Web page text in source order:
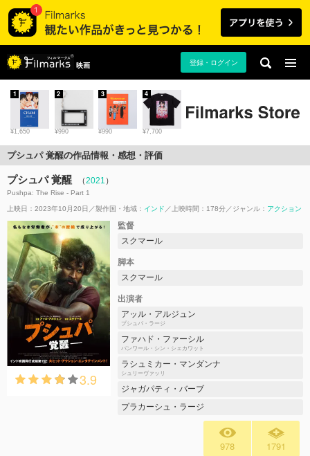
映画 登録・ログイン
¥1,650
1
¥990
2
¥990
3
¥7,700
4
プシュパ 覚醒の作品情報・感想・評価
プシュパ 覚醒 （2021 ）
Pushpa: The Rise - Part 1
上映日：2023年10月20日 製作国・地域： インド 上映時間：178分 ジャンル： アクション
3.9
監督
スクマール
脚本
スクマール
出演者
アッル・アルジュン
プシュパ・ラージ
ファハド・ファーシル
バンワール・シン・シェカワット
ラシュミカー・マンダンナ
シュリーヴァッリ
ジャガパティ・バーブ
プラカーシュ・ラージ
978 1791